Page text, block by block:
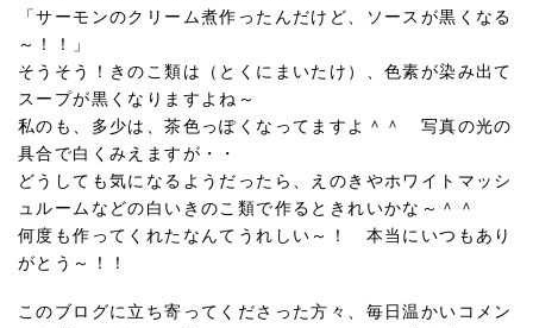
「サーモンのクリーム煮作ったんだけど、ソースが黒くなる
～！！」
そうそう！きのこ類は（とくにまいたけ）、色素が染み出て
スープが黒くなりますよね～
私のも、多少は、茶色っぽくなってますよ＾＾ 写真の光の
具合で白くみえますが・・
どうしても気になるようだったら、えのきやホワイトマッシ
ュルームなどの白いきのこ類で作るときれいかな～＾＾
何度も作ってくれたなんてうれしい～！ 本当にいつもあり
がとう～！！
このブログに立ち寄ってくださった方々、毎日温かいコメン